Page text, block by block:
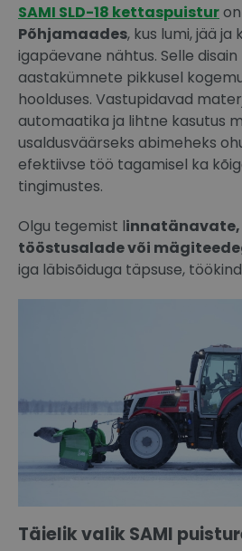
SAMI SLD-18 kettaspuistur
Põhjamaades, kus lumi, jää
igapäevane nähtus. Selle
aastakümnete pikkusel
hoolduses. Vastupidavad
automaatika ja lihtne kasutus
usaldusväärseks abimeheks
efektiivse töö tagamisel ka
tingimustes.
Olgu tegemist l
tööstusalade või
iga läbisõiduga täpsuse,
Täielik valik SAMI